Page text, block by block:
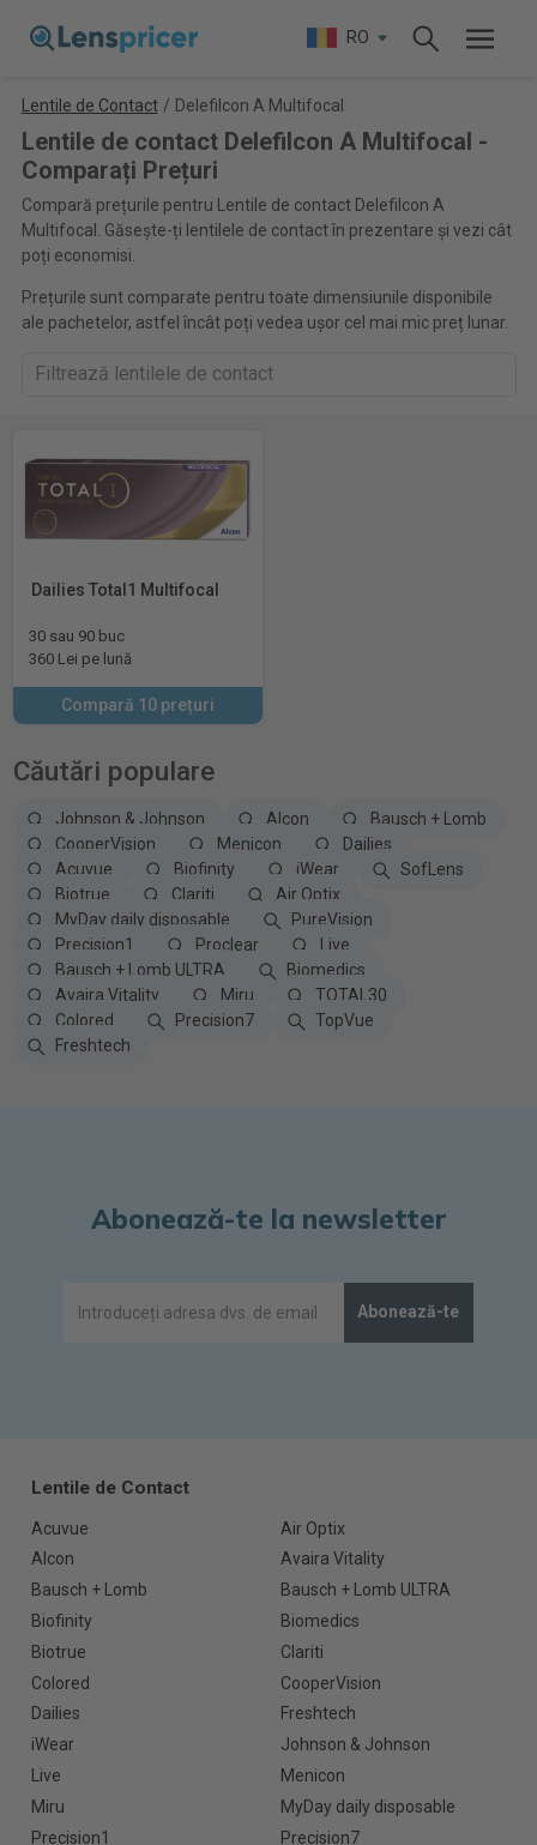
RO
Lentile de Contact / Delefilcon A Multifocal
Lentile de contact Delefilcon A Multifocal -
Comparați Prețuri
Compară prețurile pentru Lentile de contact Delefilcon A
Multifocal. Găsește-ți lentilele de contact în prezentare și vezi cât
poți economisi.
Prețurile sunt comparate pentru toate dimensiunile disponibile
ale pachetelor, astfel încât poți vedea ușor cel mai mic preț lunar.
Dailies Total1 Multifocal
30 sau 90 buc
360 Lei pe lună
Compară 10 prețuri
Căutări populare
Johnson & Johnson Alcon
Bausch + Lomb
CooperVision
Menicon
Dailies
Acuvue
Biofinity iWear
SofLens
Biotrue
Clariti
Air Optix
MyDay daily disposable
PureVision
Precision1
Proclear
Live
Bausch + Lomb ULTRA
Biomedics
Avaira Vitality
Miru
TOTAL30
Colored
Precision7
TopVue
Freshtech
Abonează-te la newsletter
Abonează-te
Lentile de Contact
Acuvue
Air Optix
Alcon
Avaira Vitality
Bausch + Lomb
Bausch + Lomb ULTRA
Biofinity
Biomedics
Biotrue
Clariti
Colored
CooperVision
Dailies
Freshtech
iWear
Johnson & Johnson
Live
Menicon
Miru
MyDay daily disposable
Precision1
Precision7